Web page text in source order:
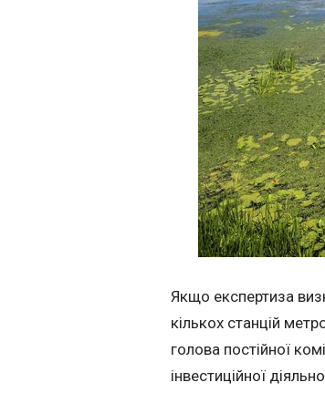
Якщо експертиза
кількох станцій
голова постійної
інвестиційної